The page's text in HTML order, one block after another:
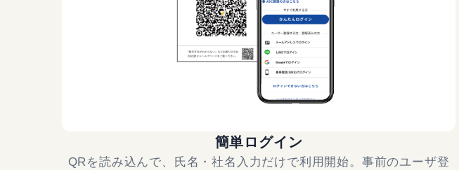
簡単ログイン
QRを読み込んで、氏名・社名入力だけで利用開始。事前のユーザ登